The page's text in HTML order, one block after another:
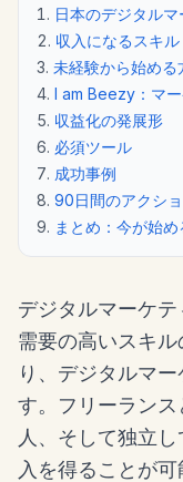
日本のデジタル
収入になるスキル
未経験から始める
I am Beezy：マ
収益化の発展形
必須ツール
成功事例
90日間のアクシ
まとめ：今が始
デジタルマーケ
需要の高いスキ
り、デジタルマ
す。フリーラン
人、そして独立
入を得ることが